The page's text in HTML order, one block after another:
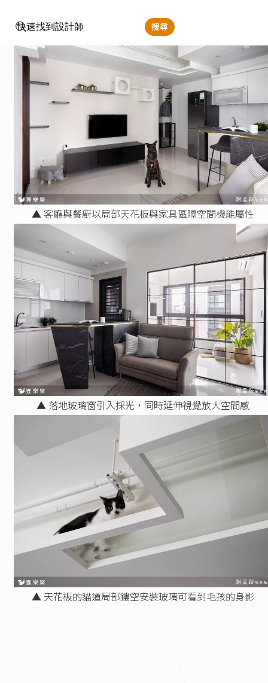
搜尋
▲ 客廳與餐廚以局部天花板與家具區隔空間機能屬性
▲ 落地玻璃窗引入採光，同時延伸視覺放大空間感
▲ 天花板的貓道局部鏤空安裝玻璃可看到毛孩的身影